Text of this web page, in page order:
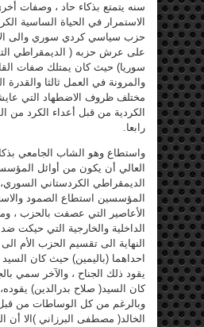
سنه يتمتع بذكاء حاد ، وصفات
الاستمرار في الحياة الساسية
حزب سياسي كردي سوري والى
على عرش حزبه ( الديمقراطي
سوريا) حيث كان يمتلك صفات القائد
والمرونة في العمل ثالثا والقدرة
مختلف ظروف الاضطهاد التي
الكردية من قبل أعداء الكرد من
رابعا.
واستطاع وهو الشاب الجامعي
العالي أن يكون من أوائل
الديمقراطي الكردستاني
المؤسسين استطاع الصمود
الأعاصير التي عصفت بالحزب ،
الداخلية والخارجية التي حيكت
النهاية الى تقسيم الحزب الأم
احداهما (باليمين) حيث كان
يقود ذلك الجناح ، والآخر سمي
كان السيد( صلاح بدرالدين) يقوده،
وبالرغم من كل الوساطات من
الخالد( مصطفى البرزاني )الا